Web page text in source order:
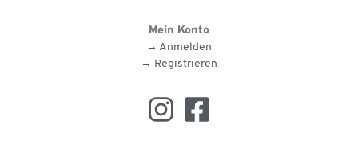
Mein Konto
→ Anmelden
→ Registrieren